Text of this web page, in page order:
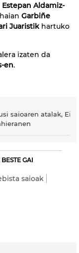
Estepan Aldamiz-
Garbiñe
Juaristik hartuko
izaten da
en.
saioaren atalak, EiTB
GAI
saioak